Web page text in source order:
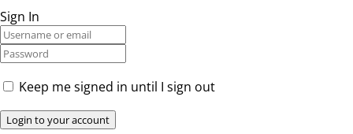
Sign In
Keep me signed in until I sign out